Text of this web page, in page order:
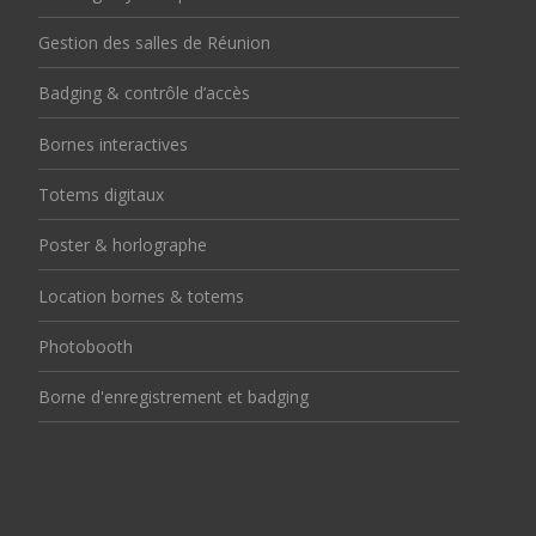
Gestion des salles de Réunion
Badging & contrôle d’accès
Bornes interactives
Totems digitaux
Poster & horlographe
Location bornes & totems
Photobooth
Borne d'enregistrement et badging